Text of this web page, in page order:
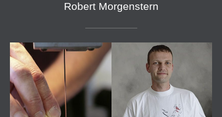
Robert Morgenstern